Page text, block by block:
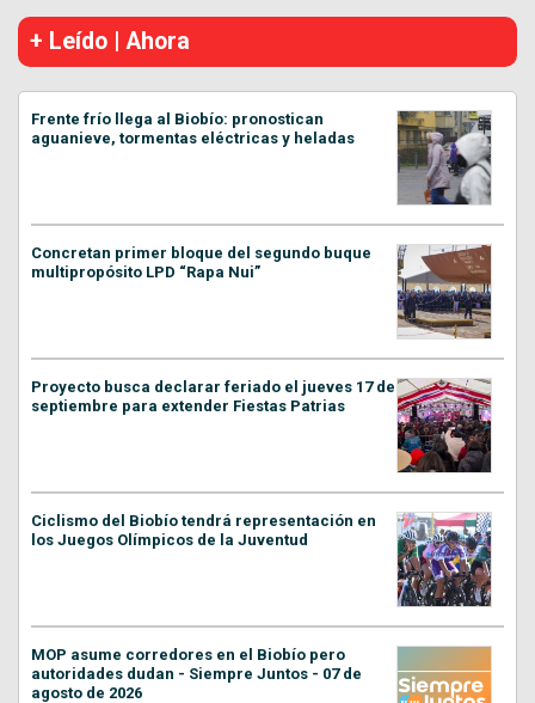
+ Leído | Ahora
Frente frío llega al Biobío: pronostican
aguanieve, tormentas eléctricas y heladas
Concretan primer bloque del segundo buque
multipropósito LPD “Rapa Nui”
Proyecto busca declarar feriado el jueves 17 de
septiembre para extender Fiestas Patrias
Ciclismo del Biobío tendrá representación en
los Juegos Olímpicos de la Juventud
MOP asume corredores en el Biobío pero
autoridades dudan - Siempre Juntos - 07 de
agosto de 2026